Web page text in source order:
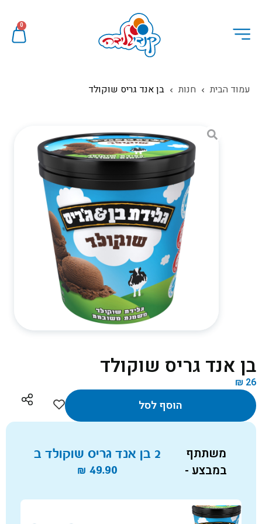
0
עמוד הבית חנות בן אנד גריס שוקולד
בן אנד גריס שוקולד
₪ 26
הוסף לסל
משתתף
במבצע -
2 בן אנד גריס שוקולד ב
₪ 49.90